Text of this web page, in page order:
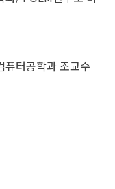
퓨터공학과 조교수